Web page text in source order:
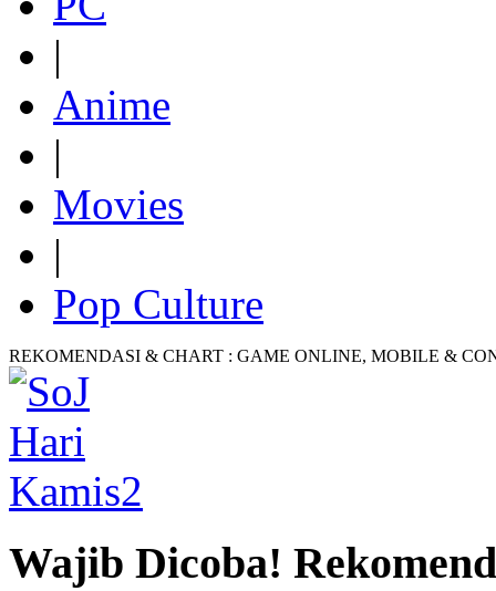
|
Anime
|
Movies
|
Pop Culture
REKOMENDASI & CHART : GAME ONLINE, MOBILE &
Wajib Dicoba!